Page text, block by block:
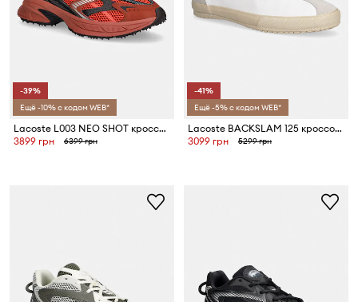
-39%
Ещё -10% с кодом WEB*
Lacoste L003 NEO SHOT кроссовки для мужчин
3899 грн
6399 грн
-41%
Ещё -5% с кодом WEB*
Lacoste BACKSLAM 125 кроссовки для мужчин
3099 грн
5299 грн